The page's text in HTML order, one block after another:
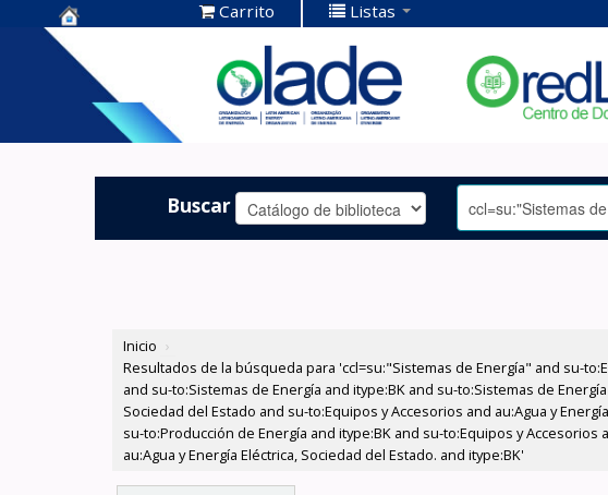
Centro de
Documentación
OLADE -
Carrito Listas
Buscar
Inicio ›
Resultados de la búsqueda para 'ccl=su:"Sistemas de Energía" and su-
and su-to:Sistemas de Energía and itype:BK and su-to:Sistemas de
Sociedad del Estado and su-to:Equipos y Accesorios and au:Agua y
su-to:Producción de Energía and itype:BK and su-to:Equipos y
au:Agua y Energía Eléctrica, Sociedad del Estado. and itype:BK'